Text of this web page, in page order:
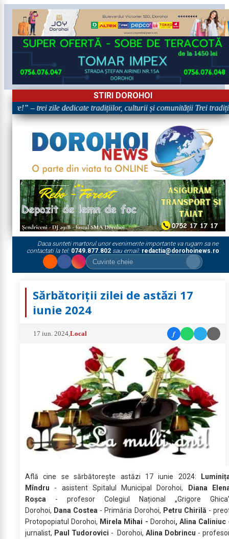
STIRI DOROHOI
– trei zile dedicate tradițiilor, culturii și comunității Trei
Daca sunteti martorul unor evenimente importante va rugam sa ne
contactati la tel: 0749.877.802sau email: redactia@dorohoinews.ro
Sărbătoriții zilei de astăzi 17
iunie 2024
17 iun. 2024 ,Local f
Află cine se sărbătoreşte astăzi 17 iunie 2024:
Mîndru - asistent Spitalul Municipal Dorohoi,
Diana
Roşca - profesor Colegiul Național „Grigore
Dorohoi, Dana Costea - Primăria Dorohoi, Petru Chirilă -
Protopopiatul Dorohoi, Mirela Mihai - Dorohoi, Alina Caliniuc
jurnalist, Paul Tudorovici - Dorohoi,Alina Dobrincu -